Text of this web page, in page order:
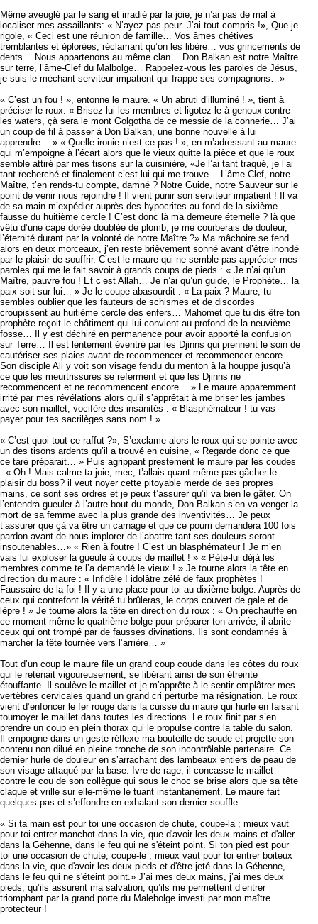
Même aveuglé par le sang et irradié par la joie, je n’ai pas de mal à
localiser mes assaillants: « N’ayez pas peur. J’ai tout compris !», Que je
rigole, « Ceci est une réunion de famille… Vos âmes chétives
tremblantes et éplorées, réclamant qu’on les libère… vos grincements de
dents… Nous appartenons au même clan… Don Balkan est notre Maître
sur terre, l’âme-Clef du Malbolge… Rappelez-vous les paroles de Jésus,
je suis le méchant serviteur impatient qui frappe ses compagnons…»
« C’est un fou ! », entonne le maure. « Un abruti d’illuminé ! », tient à
préciser le roux. « Brisez-lui les membres et ligotez-le à genoux contre
les waters, çà sera le mont Golgotha de ce messie de la connerie… J’ai
un coup de fil à passer à Don Balkan, une bonne nouvelle à lui
apprendre… » « Quelle ironie n’est ce pas ! », en m’adressant au maure
qui m’empoigne à l’écart alors que le vieux quitte la pièce et que le roux
semble attiré par mes tisons sur la cuisinière, «Je l’ai tant traqué, je l’ai
tant recherché et finalement c’est lui qui me trouve… L’âme-Clef, notre
Maître, t’en rends-tu compte, damné ? Notre Guide, notre Sauveur sur le
point de venir nous rejoindre ! Il vient punir son serviteur impatient ! Il va
de sa main m’expédier auprès des hypocrites au fond de la sixième
fausse du huitième cercle ! C’est donc là ma demeure éternelle ? là que
vêtu d’une cape dorée doublée de plomb, je me courberais de douleur,
l’éternité durant par la volonté de notre Maître ?» Ma mâchoire se fend
alors en deux morceaux, j’en reste brièvement sonné avant d’être inondé
par le plaisir de souffrir. C’est le maure qui ne semble pas apprécier mes
paroles qui me le fait savoir à grands coups de pieds : « Je n’ai qu’un
Maître, pauvre fou ! Et c’est Allah… Je n’ai qu’un guide, le Prophète… la
paix soit sur lui… » Je le coupe abasourdit : « La paix ? Maure, tu
sembles oublier que les fauteurs de schismes et de discordes
croupissent au huitième cercle des enfers… Mahomet que tu dis être ton
prophète reçoit le châtiment qui lui convient au profond de la neuvième
fosse… Il y est déchiré en permanence pour avoir apporté la confusion
sur Terre… Il est lentement éventré par les Djinns qui prennent le soin de
cautériser ses plaies avant de recommencer et recommencer encore…
Son disciple Ali y voit son visage fendu du menton à la houppe jusqu’à
ce que les meurtrissures se referment et que les Djinns ne
recommencent et ne recommencent encore… » Le maure apparemment
irrité par mes révélations alors qu’il s’apprêtait à me briser les jambes
avec son maillet, vocifère des insanités : « Blasphémateur ! tu vas
payer pour tes sacrilèges sans nom ! »
« C’est quoi tout ce raffut ?», S’exclame alors le roux qui se pointe avec
un des tisons ardents qu’il a trouvé en cuisine, « Regarde donc ce que
ce taré préparait… » Puis agrippant prestement le maure par les coudes
: « Oh ! Mais calme ta joie, mec, t’allais quant même pas gâcher le
plaisir du boss? il veut noyer cette pitoyable merde de ses propres
mains, ce sont ses ordres et je peux t’assurer qu’il va bien le gâter. On
l’entendra gueuler à l’autre bout du monde, Don Balkan s’en va venger la
mort de sa femme avec la plus grande des inventivités… Je peux
t’assurer que çà va être un carnage et que ce pourri demandera 100 fois
pardon avant de nous implorer de l’abattre tant ses douleurs seront
insoutenables…» « Rien à foutre ! C’est un blasphémateur ! Je m’en
vais lui exploser la gueule à coups de maillet ! » « Pète-lui déjà les
membres comme te l’a demandé le vieux ! » Je tourne alors la tête en
direction du maure : « Infidèle ! idolâtre zélé de faux prophètes !
Faussaire de la foi ! Il y a une place pour toi au dixième bolge. Auprès de
ceux qui contrefont la vérité tu brûleras, le corps couvert de gale et de
lèpre ! » Je tourne alors la tête en direction du roux : « On préchauffe en
ce moment même le quatrième bolge pour préparer ton arrivée, il abrite
ceux qui ont trompé par de fausses divinations. Ils sont condamnés à
marcher la tête tournée vers l’arrière… »
Tout d’un coup le maure file un grand coup coude dans les côtes du roux
qui le retenait vigoureusement, se libérant ainsi de son étreinte
étouffante. Il soulève le maillet et je m’apprête à le sentir emplâtrer mes
vertèbres cervicales quand un grand cri perturbe ma résignation. Le roux
vient d’enfoncer le fer rouge dans la cuisse du maure qui hurle en faisant
tournoyer le maillet dans toutes les directions. Le roux finit par s’en
prendre un coup en plein thorax qui le propulse contre la table du salon.
Il empoigne dans un geste réflexe ma bouteille de soude et projette son
contenu non dilué en pleine tronche de son incontrôlable partenaire. Ce
dernier hurle de douleur en s’arrachant des lambeaux entiers de peau de
son visage attaqué par la base. Ivre de rage, il concasse le maillet
contre le cou de son collègue qui sous le choc se brise alors que sa tête
claque et vrille sur elle-même le tuant instantanément. Le maure fait
quelques pas et s’effondre en exhalant son dernier souffle…
« Si ta main est pour toi une occasion de chute, coupe-la ; mieux vaut
pour toi entrer manchot dans la vie, que d'avoir les deux mains et d'aller
dans la Géhenne, dans le feu qui ne s'éteint point. Si ton pied est pour
toi une occasion de chute, coupe-le ; mieux vaut pour toi entrer boiteux
dans la vie, que d'avoir les deux pieds et d'être jeté dans la Géhenne,
dans le feu qui ne s'éteint point.» J’ai mes deux mains, j’ai mes deux
pieds, qu’ils assurent ma salvation, qu’ils me permettent d’entrer
triomphant par la grand porte du Malebolge investi par mon maître
protecteur !